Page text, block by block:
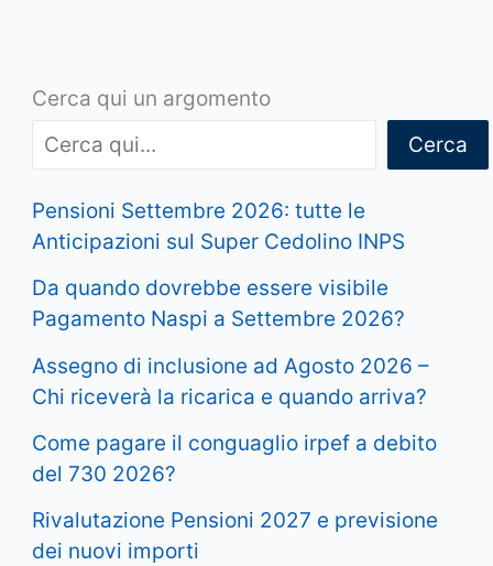
Cerca qui un argomento
Cerca
Pensioni Settembre 2026: tutte le
Anticipazioni sul Super Cedolino INPS
Da quando dovrebbe essere visibile
Pagamento Naspi a Settembre 2026?
Assegno di inclusione ad Agosto 2026 –
Chi riceverà la ricarica e quando arriva?
Come pagare il conguaglio irpef a debito
del 730 2026?
Rivalutazione Pensioni 2027 e previsione
dei nuovi importi